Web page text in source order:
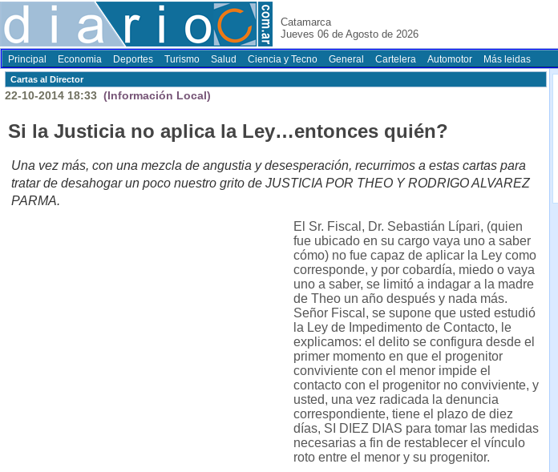
Catamarca
Jueves 06 de Agosto de 2026
Principal Economia Deportes Turismo Salud Ciencia y Tecno General Cartelera Automotor Más leidas
Cartas al Director
22-10-2014 18:33 (Información Local)
Si la Justicia no aplica la Ley…entonces quién?
Una vez más, con una mezcla de angustia y desesperación, recurrimos a estas cartas para
tratar de desahogar un poco nuestro grito de JUSTICIA POR THEO Y RODRIGO ALVAREZ
PARMA.
El Sr. Fiscal, Dr. Sebastián Lípari, (quien
fue ubicado en su cargo vaya uno a saber
cómo) no fue capaz de aplicar la Ley como
corresponde, y por cobardía, miedo o vaya
uno a saber, se limitó a indagar a la madre
de Theo un año después y nada más.
Señor Fiscal, se supone que usted estudió
la Ley de Impedimento de Contacto, le
explicamos: el delito se configura desde el
primer momento en que el progenitor
conviviente con el menor impide el
contacto con el progenitor no conviviente, y
usted, una vez radicada la denuncia
correspondiente, tiene el plazo de diez
días, SI DIEZ DIAS para tomar las medidas
necesarias a fin de restablecer el vínculo
roto entre el menor y su progenitor.